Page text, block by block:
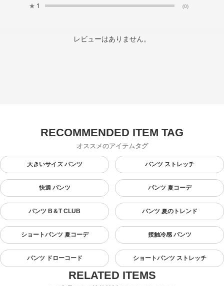
★ 1 (0)
レビューはありません。
オススメのアイテムタグ
大きいサイズ パンツ パンツ ストレッチ
快適 パンツ パンツ 夏コーデ
パンツ B＆T CLUB パンツ 夏のトレンド
ショートパンツ 夏コーデ 接触冷感 パンツ
パンツ ドローコード ショートパンツ ストレッチ